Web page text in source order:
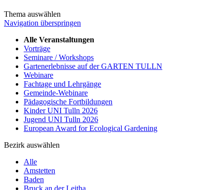
Thema auswählen
Navigation überspringen
Alle Veranstaltungen
Vorträge
Seminare / Workshops
Gartenerlebnisse auf der GARTEN TULLN
Webinare
Fachtage und Lehrgänge
Gemeinde-Webinare
Pädagogische Fortbildungen
Kinder UNI Tulln 2026
Jugend UNI Tulln 2026
European Award for Ecological Gardening
Bezirk auswählen
Alle
Amstetten
Baden
Bruck an der Leitha